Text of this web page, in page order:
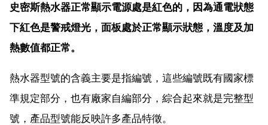
史密斯熱水器正常顯示電源處是紅色的，因為通電狀態
下紅色是警戒燈光，面板處於正常顯示狀態，溫度及加
熱數值都正常。
熱水器型號的含義主要是指編號，這些編號既有國家標
準規定部分，也有廠家自編部分，綜合起來就是完整型
號，產品型號能反映許多產品特徵。